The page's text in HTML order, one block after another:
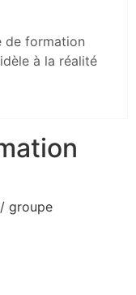
de formation
à la réalité
/ groupe